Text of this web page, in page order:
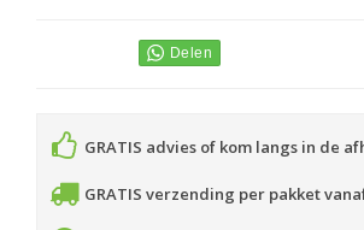
GRATIS advies of kom langs in de
GRATIS verzending per pakket